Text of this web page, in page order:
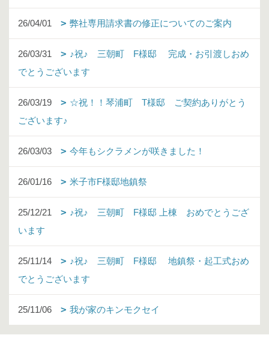
26/04/01 弊社専用請求書の修正についてのご案内
26/03/31
♪祝♪ 三朝町 F様邸 完成・お引渡しおめ
でとうございます
26/03/19
☆祝！！琴浦町 T様邸 ご契約ありがとう
ございます♪
26/03/03 今年もシクラメンが咲きました！
26/01/16 米子市F様邸地鎮祭
25/12/21
♪祝♪ 三朝町 F様邸 上棟 おめでとうござ
います
25/11/14
♪祝♪ 三朝町 F様邸 地鎮祭・起工式おめ
でとうございます
25/11/06 我が家のキンモクセイ